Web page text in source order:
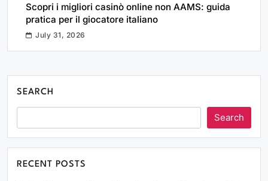
Scopri i migliori casinò online non AAMS: guida
pratica per il giocatore italiano
July 31, 2026
SEARCH
Search
RECENT POSTS